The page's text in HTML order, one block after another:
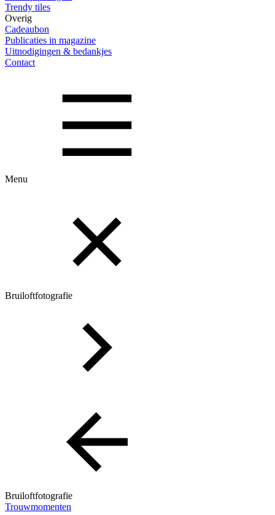
Trendy tiles
Overig
Cadeaubon
Publicaties in magazine
Uitnodigingen & bedankjes
Contact
Menu
Bruiloftfotografie
Bruiloftfotografie
Trouwmomenten